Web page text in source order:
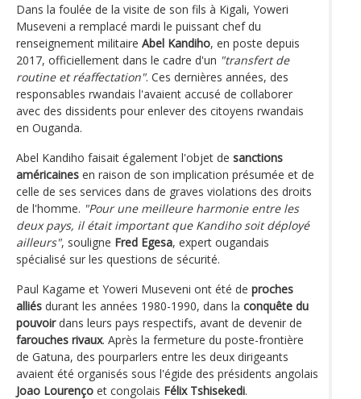
Dans la foulée de la visite de son fils à Kigali, Yoweri
Museveni a remplacé mardi le puissant chef du
renseignement militaire Abel Kandiho, en poste depuis
2017, officiellement dans le cadre d'un "transfert de
routine et réaffectation". Ces dernières années, des
responsables rwandais l'avaient accusé de collaborer
avec des dissidents pour enlever des citoyens rwandais
en Ouganda.
Abel Kandiho faisait également l'objet de sanctions
américaines en raison de son implication présumée et de
celle de ses services dans de graves violations des droits
de l'homme. "Pour une meilleure harmonie entre les
deux pays, il était important que Kandiho soit déployé
ailleurs", souligne Fred Egesa, expert ougandais
spécialisé sur les questions de sécurité.
Paul Kagame et Yoweri Museveni ont été de proches
alliés durant les années 1980-1990, dans la conquête du
pouvoirdans leurs pays respectifs, avant de devenir de
farouches rivaux. Après la fermeture du poste-frontière
de Gatuna, des pourparlers entre les deux dirigeants
avaient été organisés sous l'égide des présidents angolais
Joao Lourenço et congolais Félix Tshisekedi.